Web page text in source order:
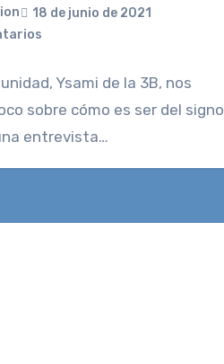
18 de junio de 2021
Ysami de la 3B, nos
sobre cómo es ser del signo
entrevista…